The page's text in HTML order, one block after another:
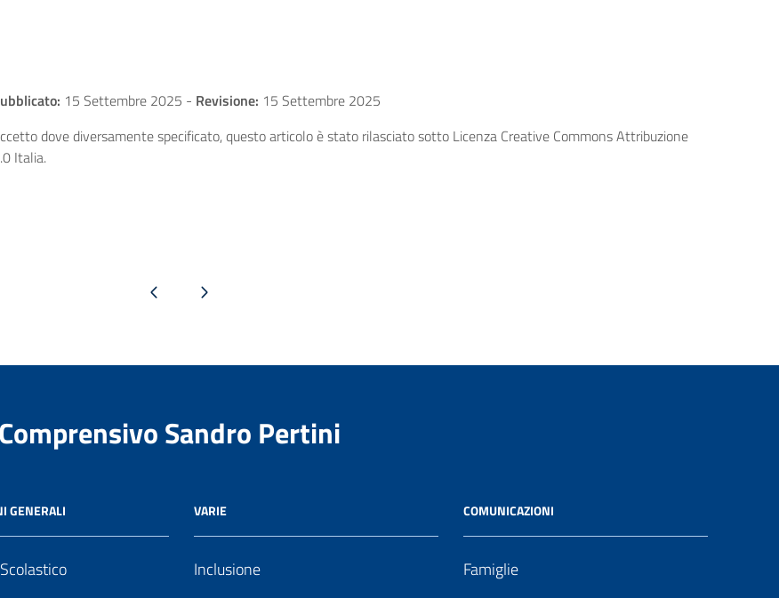
15 Settembre 2025 - Revisione: 15 Settembre 2025
dove diversamente specificato, questo articolo è stato rilasciato sotto Licenza Creative Commons Attribuzione
Italia.
Pagina precedentePagina successiva
Sandro Pertini
GENERALI VARIE
Inclusione
COMUNICAZIONI
Famiglie